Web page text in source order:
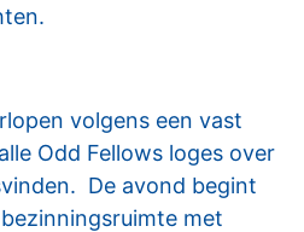
volgens een vast
Odd Fellows loges over
De avond begint
met